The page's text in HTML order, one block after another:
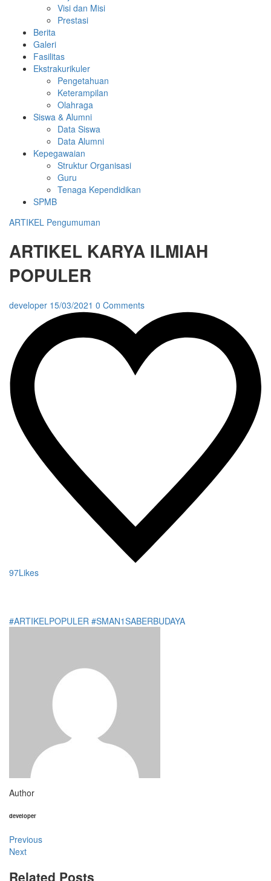
Visi dan Misi
Prestasi
Berita
Galeri
Fasilitas
Ekstrakurikuler
Pengetahuan
Keterampilan
Olahraga
Siswa & Alumni
Data Siswa
Data Alumni
Kepegawaian
Struktur Organisasi
Guru
Tenaga Kependidikan
SPMB
ARTIKEL Pengumuman
ARTIKEL KARYA ILMIAH
POPULER
developer 15/03/2021 0 Comments
97Likes
#ARTIKELPOPULER #SMAN1SABERBUDAYA
Author
developer
Previous
Next
Related Posts